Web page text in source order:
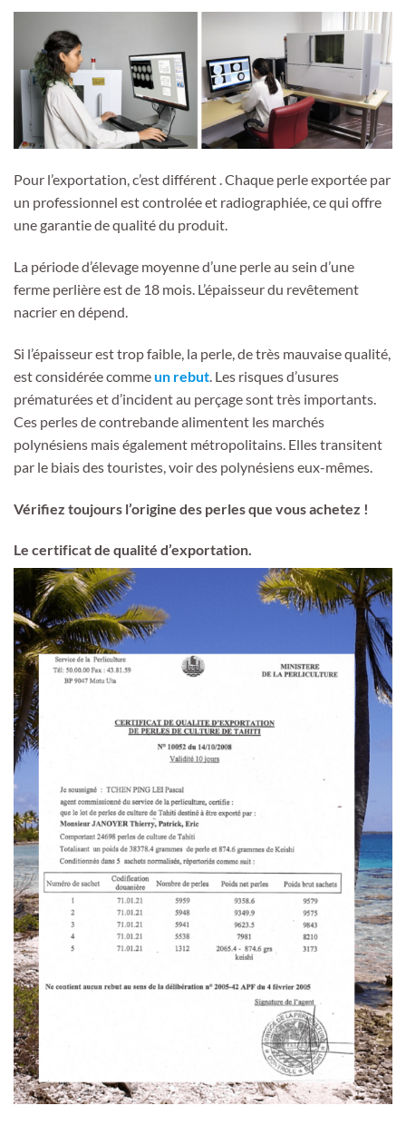
Pour l’exportation, c’est différent . Chaque perle exportée par
un professionnel est controlée et radiographiée, ce qui offre
une garantie de qualité du produit.
La période d’élevage moyenne d’une perle au sein d’une
ferme perlière est de 18 mois. L’épaisseur du revêtement
nacrier en dépend.
Si l’épaisseur est trop faible, la perle, de très mauvaise qualité,
est considérée commeun rebut . Les risques d’usures
prématurées et d’incident au perçage sont très importants.
Ces perles de contrebande alimentent les marchés
polynésiens mais également métropolitains. Elles transitent
par le biais des touristes, voir des polynésiens eux-mêmes.
Vérifiez toujours l’origine des perles que vous achetez !
Le certificat de qualité d’exportation.